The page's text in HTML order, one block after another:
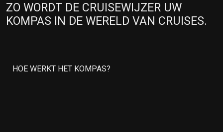
ZO WORDT DE CRUISEWIJZER UW
KOMPAS IN DE WERELD VAN CRUISES.
HOE WERKT HET KOMPAS?